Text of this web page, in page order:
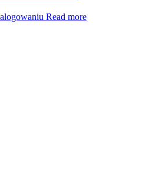
Read more